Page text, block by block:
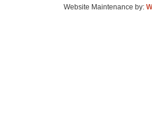
Website Maintenance by: